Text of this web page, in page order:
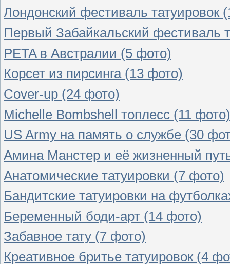
Лондонский фестиваль татуировок
Первый Забайкальский фестиваль
PETA в Австралии (5 фото)
Корсет из пирсинга (13 фото)
Cover-up (24 фото)
Michelle Bombshell топлесс (11 фото)
US Army на память о службе (30
Амина Манстер и её жизненный
Анатомические татуировки (7 фото)
Бандитские татуировки на
Беременный боди-арт (14 фото)
Забавное тату (7 фото)
Креативное бритье татуировок (4